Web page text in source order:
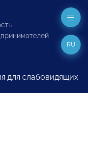
для слабовидящих
RU